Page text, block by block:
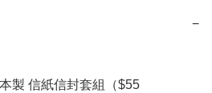
−
製 信紙信封套組（$55